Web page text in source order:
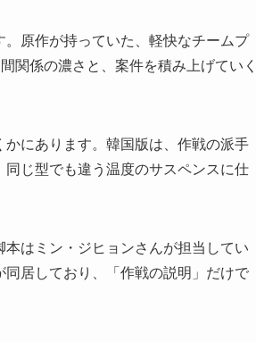
原作が持っていた、軽快なチームプ
関係の濃さと、案件を積み上げてい
にあります。韓国版は、作戦の派手
じ型でも違う温度のサスペンスに仕
はミン・ジヒョンさんが担当してい
居しており、「作戦の説明」だけで